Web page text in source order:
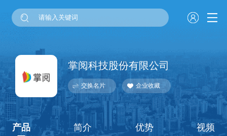
掌阅科技股份有限公司
交换名片 企业收藏
产品 简介 优势 视频